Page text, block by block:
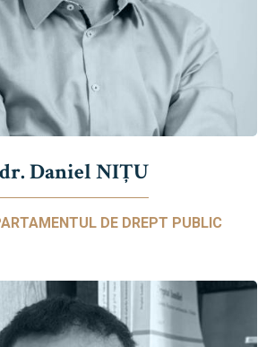
Daniel NIŢU
DE DREPT PUBLIC